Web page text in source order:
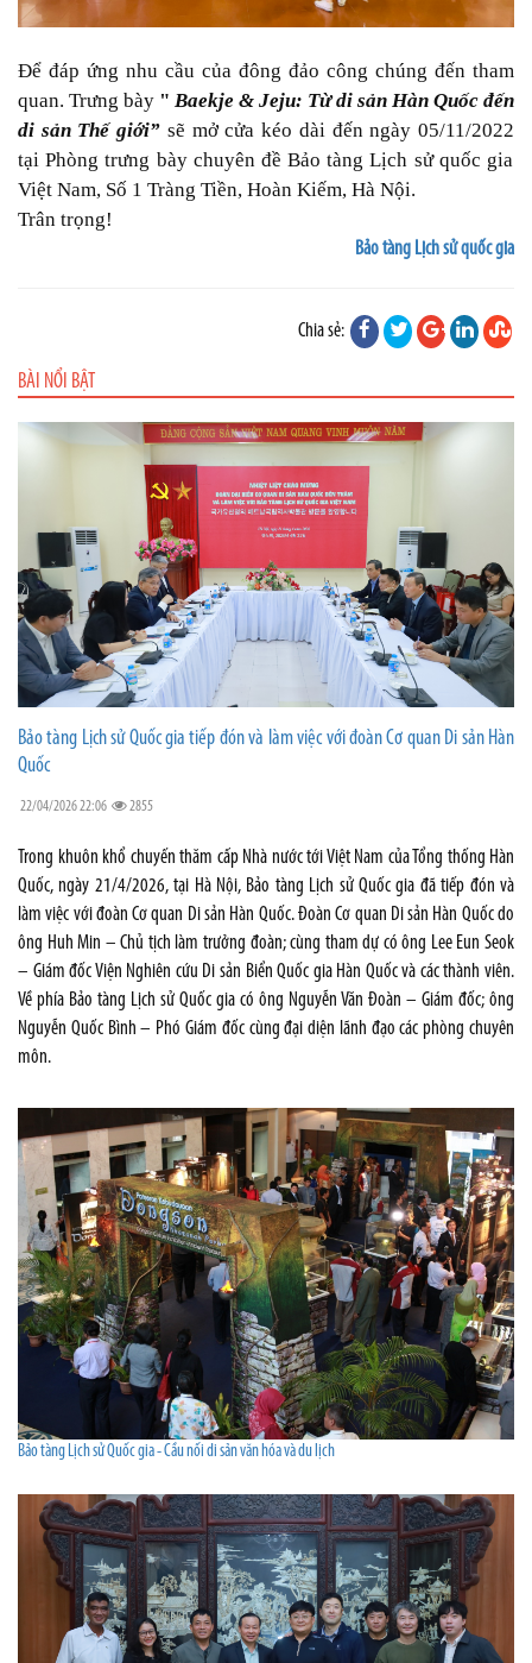
Để đáp ứng nhu cầu của đông đảo công chúng đến tham
quan. Trưng bày " Baekje & Jeju: Từ di sản Hàn Quốc đến
di sản Thế giới” sẽ mở cửa kéo dài đến ngày 05/11/2022
tại Phòng trưng bày chuyên đề Bảo tàng Lịch sử quốc gia
Việt Nam, Số 1 Tràng Tiền, Hoàn Kiếm, Hà Nội.
Trân trọng!
Bảo tàng Lịch sử quốc gia
Chia sẻ:
BÀI NỔI BẬT
Bảo tàng Lịch sử Quốc gia tiếp đón và làm việc với đoàn Cơ quan Di sản Hàn
Quốc
22/04/2026 22:06 2855
Trong khuôn khổ chuyến thăm cấp Nhà nước tới Việt Nam của Tổng thống Hàn
Quốc, ngày 21/4/2026, tại Hà Nội, Bảo tàng Lịch sử Quốc gia đã tiếp đón và
làm việc với đoàn Cơ quan Di sản Hàn Quốc. Đoàn Cơ quan Di sản Hàn Quốc do
ông Huh Min – Chủ tịch làm trưởng đoàn; cùng tham dự có ông Lee Eun Seok
– Giám đốc Viện Nghiên cứu Di sản Biển Quốc gia Hàn Quốc và các thành viên.
Về phía Bảo tàng Lịch sử Quốc gia có ông Nguyễn Văn Đoàn – Giám đốc; ông
Nguyễn Quốc Bình – Phó Giám đốc cùng đại diện lãnh đạo các phòng chuyên
môn.
Bảo tàng Lịch sử Quốc gia - Cầu nối di sản văn hóa và du lịch